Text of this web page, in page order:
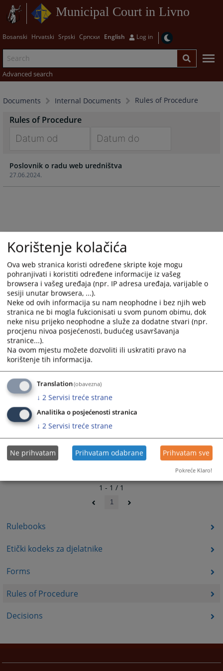
Municipal Court in Livno
Bosanski Hrvatski Srpski Српски English Log in
Advanced search
Documents Internal Documents Rules of Procedure
Rulebooks
Etički kodeks za djelatnike
Forms
Rules of Procedure
Decisions
Rules of Procedure
forward
to
interact
and
select
a
date.
Press
the
question
mark
key
to
get
the
keyboard
shortcuts
for
changing
dates.
forward
interact
and
select
a
date.
Press
the
question
mark
key
to
the
keyboard
shortcuts
for
changing
dates.
27.06.2024.
Poslovnik o radu web uredništva
1 - 1 / 1
1
Korištenje kolačića
Ova web stranica koristi određene skripte koje mogu
pohranjivati i koristiti određene informacije iz vašeg
browsera i vašeg uređaja (npr. IP adresa uređaja, varijable o
sesiji unutar browsera, ...).
Neke od ovih informacija su nam neophodne i bez njih web
stranica ne bi mogla fukcionisati u svom punom obimu, dok
neke nisu prijeko neophodne a služe za dodatne stvari (npr.
procjenu nivoa posjećenosti, budućeg usavršavanja
stranice...).
Na ovom mjestu možete dozvoliti ili uskratiti pravo na
korištenje tih informacija.
Translation(obavezna)
↓ 2 Servisi treće strane
Analitika o posjećenosti stranica
↓ 2 Servisi treće strane
Ne prihvatam Prihvatam odabrane Prihvatam sve
Pokreće Klaro!